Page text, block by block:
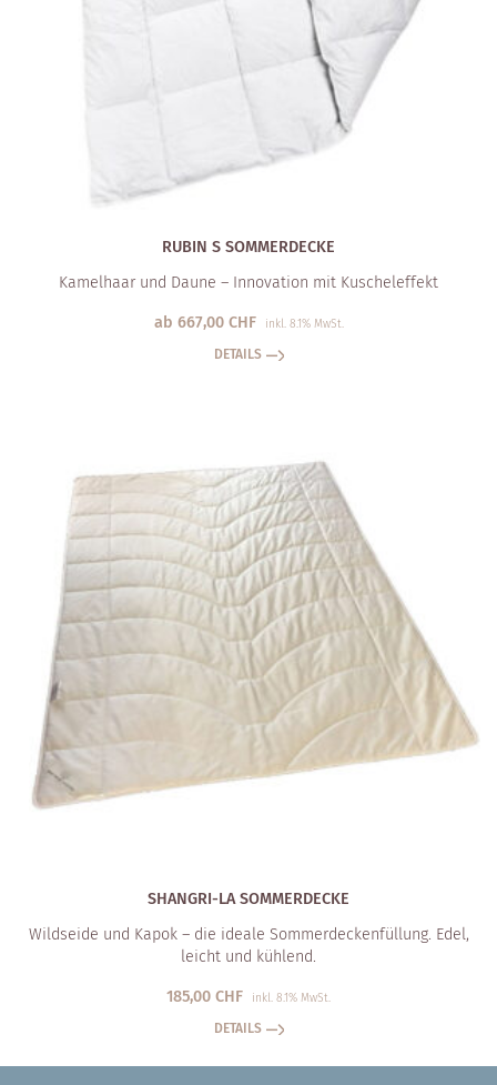
RUBIN S SOMMERDECKE
Kamelhaar und Daune – Innovation mit Kuscheleffekt
ab 667,00 CHF inkl. 8.1% MwSt.
DETAILS
SHANGRI-LA SOMMERDECKE
Wildseide und Kapok – die ideale Sommerdeckenfüllung. Edel,
leicht und kühlend.
185,00 CHF inkl. 8.1% MwSt.
DETAILS